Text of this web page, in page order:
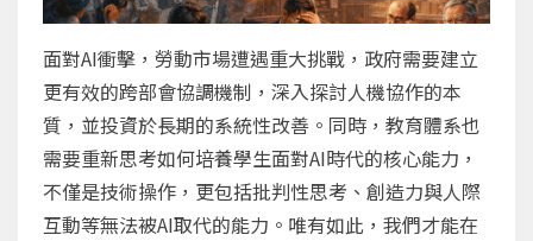
面對AI衝擊，勞動市場遭遇重大挑戰，政府需要建立
更有效的跨部會協調機制，深入探討人機協作的本
質，並投資於長期的系統性改善。同時，教育體系也
需要重新思考如何培養學生面對AI時代的核心能力，
不僅是技術操作，更包括批判性思考、創造力與人際
互動等無法被AI取代的能力。唯有如此，我們才能在